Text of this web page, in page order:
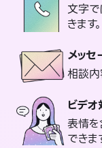
文字
きます。
メッセ
相談内
ビデ
表情を
できま